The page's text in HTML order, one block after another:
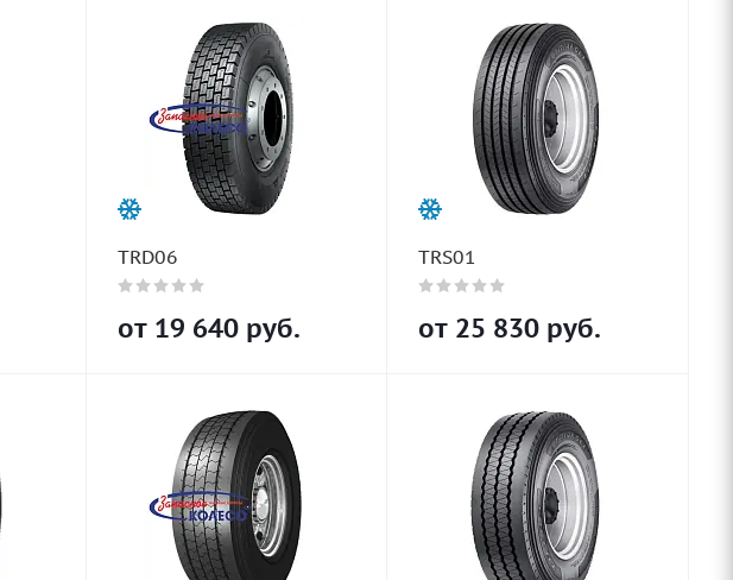
TRD06
от 19 640 руб.
TRS01
от 25 830 руб.